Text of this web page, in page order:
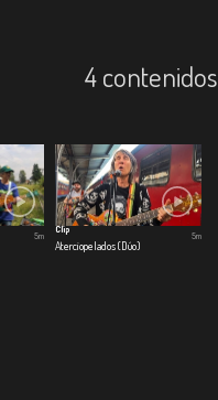
4 contenidos
5m
Clip
Aterciopelados (Dúo)
5m